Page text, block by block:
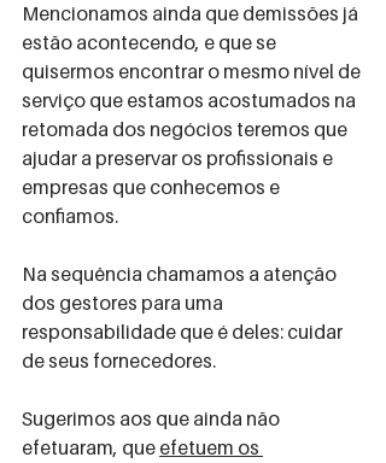
Mencionamos ainda que demissões já
estão acontecendo, e que se
quisermos encontrar o mesmo nível de
serviço que estamos acostumados na
retomada dos negócios teremos que
ajudar a preservar os profissionais e
empresas que conhecemos e
confiamos.
Na sequência chamamos a atenção
dos gestores para uma
responsabilidade que é deles: cuidar
de seus fornecedores.
Sugerimos aos que ainda não
efetuaram, que efetuem os